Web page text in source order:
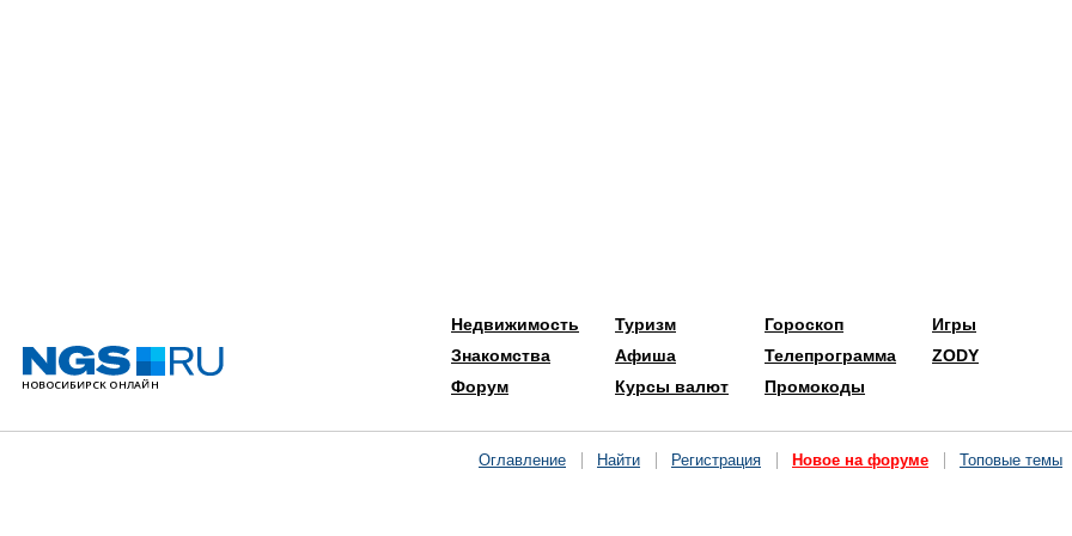
Недвижимость
Знакомства
Форум
Туризм
Афиша
Курсы валют
Гороскоп
Телепрограмма
Промокоды
Игры
ZODY
Оглавление Найти Регистрация Новое на форуме Топовые темы